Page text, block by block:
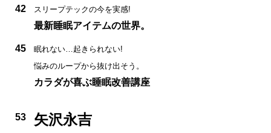
42 スリープテックの今を実感!
最新睡眠アイテムの世界。
45
眠れない…起きられない!
悩みのループから抜け出そう。
カラダが喜ぶ睡眠改善講座
53 矢沢永吉